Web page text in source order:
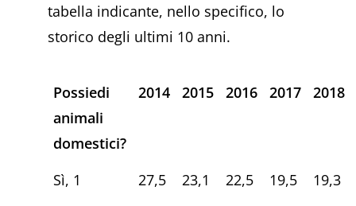
tabella indicante, nello specifico, lo
storico degli ultimi 10 anni.
Possiedi
animali
domestici?
2014 2015 2016 2017 2018
Sì, 1 27,5 23,1 22,5 19,5
19,3